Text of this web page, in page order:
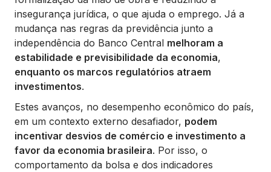
insegurança jurídica, o que ajuda o emprego. Já a
mudança nas regras da previdência junto a
independência do Banco Central melhoram a
estabilidade e previsibilidade da economia,
enquanto os marcos regulatórios atraem
investimentos.
Estes avanços, no desempenho econômico do país,
em um contexto externo desafiador, podem
incentivar desvios de comércio e investimento a
favor da economia brasileira. Por isso, o
comportamento da bolsa e dos indicadores